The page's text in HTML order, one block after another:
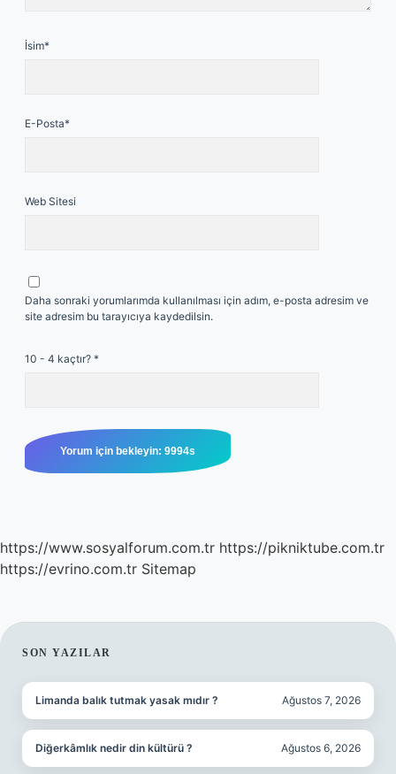
İsim*
E-Posta*
Web Sitesi
Daha sonraki yorumlarımda kullanılması için adım, e-posta adresim ve
site adresim bu tarayıcıya kaydedilsin.
10 - 4 kaçtır? *
https://www.sosyalforum.com.tr https://pikniktube.com.tr
https://evrino.com.tr Sitemap
SIDEBAR
SON YAZILAR
Limanda balık tutmak yasak mıdır ? Ağustos 7, 2026
Diğerkâmlık nedir din kültürü ? Ağustos 6, 2026